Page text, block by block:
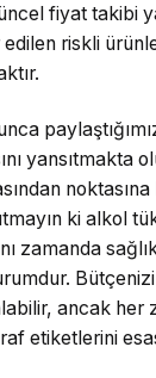
fiyat takibi
edilen riskli
yansıtmakta
ki alkol
zamanda
ancak her
etiketlerini